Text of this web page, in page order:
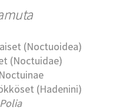
(Noctuoidea)
(Noctuidae)
(Hadenini)
Polia